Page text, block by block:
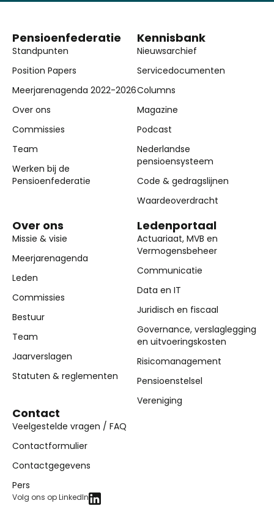
Pensioenfederatie
Standpunten
Position Papers
Meerjarenagenda 2022-2026
Over ons
Commissies
Team
Werken bij de
Pensioenfederatie
Kennisbank
Nieuwsarchief
Servicedocumenten
Columns
Magazine
Podcast
Nederlandse
pensioensysteem
Code & gedragslijnen
Waardeoverdracht
Over ons
Missie & visie
Meerjarenagenda
Leden
Commissies
Bestuur
Team
Jaarverslagen
Statuten & reglementen
Ledenportaal
Actuariaat, MVB en
Vermogensbeheer
Communicatie
Data en IT
Juridisch en fiscaal
Governance, verslaglegging
en uitvoeringskosten
Risicomanagement
Pensioenstelsel
Vereniging
Contact
Veelgestelde vragen / FAQ
Contactformulier
Contactgegevens
Pers
Volg ons op LinkedIn